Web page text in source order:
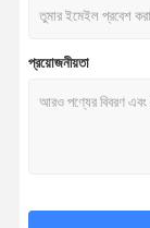
ট্রাকের চাকা বোল্ট
ট্রাক চাকা বাদাম
হুইল স্টাড
প্রয়োজনীয়তা